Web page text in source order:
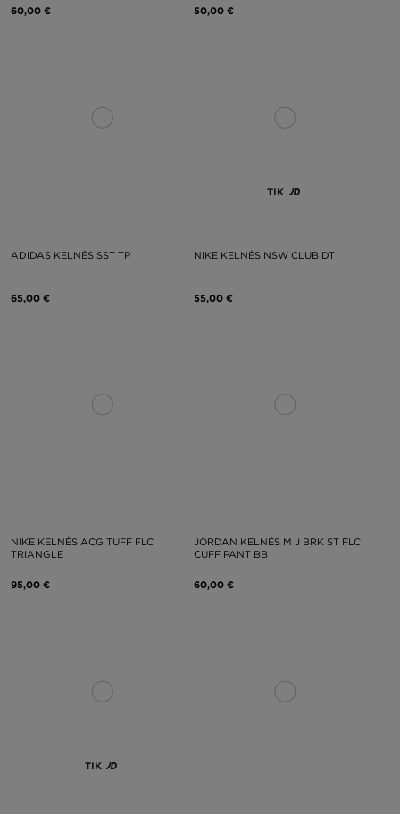
60,00 € 50,00 €
ADIDAS KELNĖS SST TP
65,00 €
TIK
NIKE KELNĖS NSW CLUB DT
55,00 €
NIKE KELNĖS ACG TUFF FLC
TRIANGLE
95,00 €
JORDAN KELNĖS M J BRK ST FLC
CUFF PANT BB
60,00 €
TIK